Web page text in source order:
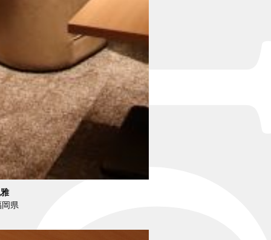
岡県